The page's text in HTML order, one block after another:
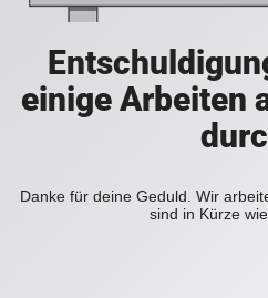
einige Arbeiten
Danke für deine Geduld. Wir
sind in Kürze